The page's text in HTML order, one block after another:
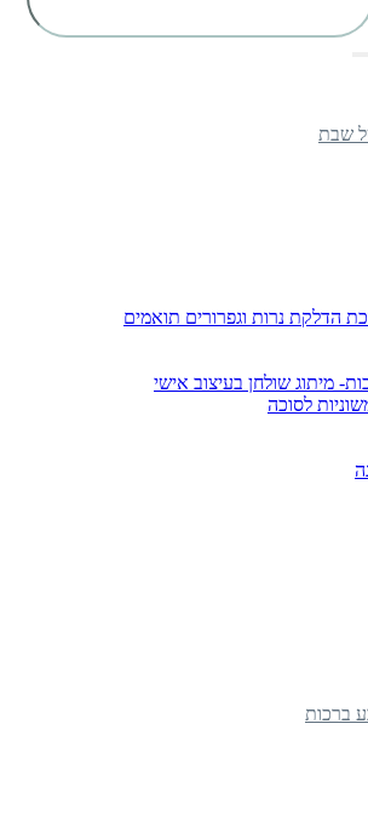
שבת
הדלקת נרות וגפרורים תואמים
מיתוג שולחן בעיצוב אישי
לסוכה
ברכות